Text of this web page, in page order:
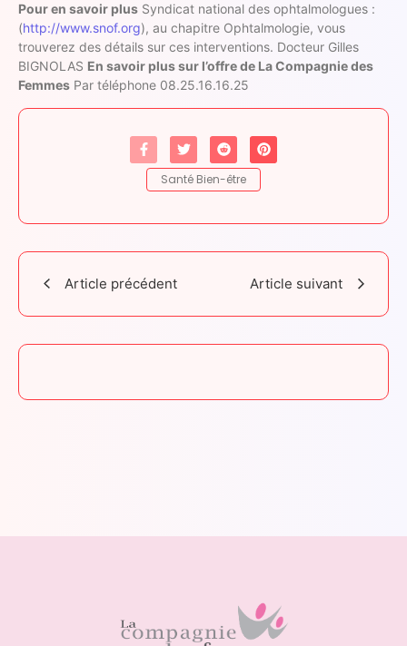
Pour en savoir plus Syndicat national des ophtalmologues :
(http://www.snof.org), au chapitre Ophtalmologie, vous
trouverez des détails sur ces interventions. Docteur Gilles
BIGNOLAS En savoir plus sur l’offre de La Compagnie des
Femmes Par téléphone 08.25.16.16.25
Santé Bien-être
Article précédent Article suivant